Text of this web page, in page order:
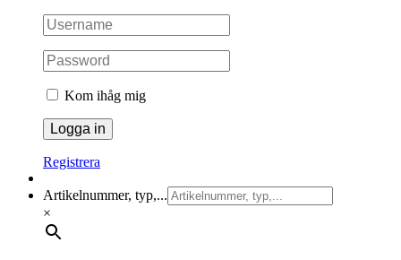
Kom ihåg mig
Registrera
Artikelnummer, typ,...
×